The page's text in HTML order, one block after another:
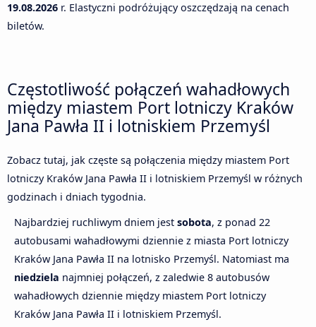
19.08.2026 r. Elastyczni podróżujący oszczędzają na cenach
biletów.
Częstotliwość połączeń wahadłowych
między miastem Port lotniczy Kraków
Jana Pawła II i lotniskiem Przemyśl
Zobacz tutaj, jak częste są połączenia między miastem Port
lotniczy Kraków Jana Pawła II i lotniskiem Przemyśl w różnych
godzinach i dniach tygodnia.
Najbardziej ruchliwym dniem jest sobota, z ponad 22
autobusami wahadłowymi dziennie z miasta Port lotniczy
Kraków Jana Pawła II na lotnisko Przemyśl. Natomiast ma
niedziela najmniej połączeń, z zaledwie 8 autobusów
wahadłowych dziennie między miastem Port lotniczy
Kraków Jana Pawła II i lotniskiem Przemyśl.